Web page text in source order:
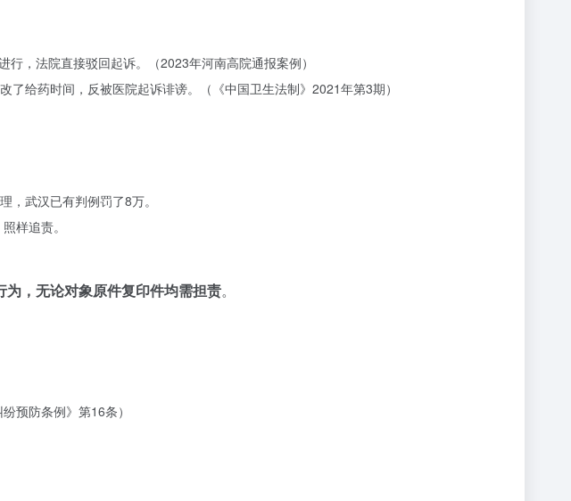
，法院直接驳回起诉。（2023年河南高院通报案例）
了给药时间，反被医院起诉诽谤。（《中国卫生法制》2021年第3期）
，武汉已有判例罚了8万。
样追责。
为，无论对象原件复印件均需担责。
预防条例》第16条）